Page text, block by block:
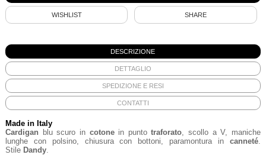
WISHLIST SHARE
DESCRIZIONE
DETTAGLIO
SPEDIZIONE E RESI
CONTATTI
Made in Italy
Cardigan blu scuro in cotonein puntotraforato , scollo a V, maniche
lunghe con polsino, chiusura con bottoni, paramontura incanneté
Stile Dandy.